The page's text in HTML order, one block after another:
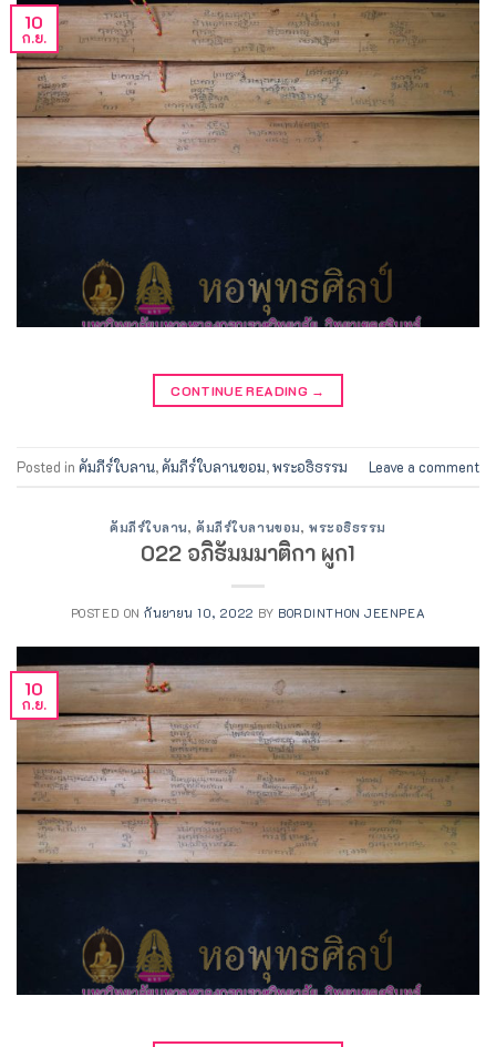
10
ก.ย.
CONTINUE READING →
Posted in คัมภีร์ใบลาน,คัมภีร์ใบลานขอม,พระอธิธรรม Leave a comment
คัมภีร์ใบลาน,คัมภีร์ใบลานขอม, พระอธิธรรม
022 อภิธัมมมาติกา ผูก1
POSTED ONกันยายน 10, 2022 BY BORDINTHON JEENPEA
10
ก.ย.